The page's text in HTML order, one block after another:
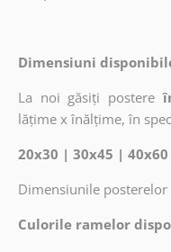
Dimensiuni
La noi găsiți postere
lățime x înălțime, în
20x30 | 30x45 |
Dimensiunile
Culorile ramelor